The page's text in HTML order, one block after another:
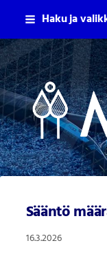
Siirry
sisältöön
Haku ja
Sääntö
16.3.2026